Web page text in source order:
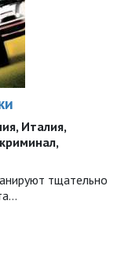
Италия,
тщательно